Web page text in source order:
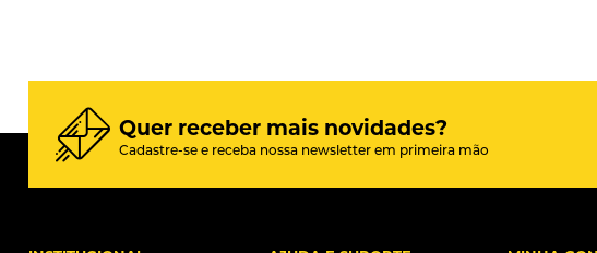
Quer receber mais novidades?
Cadastre-se e receba nossa newsletter em primeira mão